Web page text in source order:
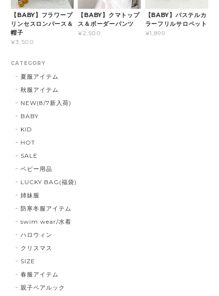
【BABY】フラワープ
リンセスロンパース＆
帽子
¥3,500
【BABY】クマトップ
ス＆ボーダーパンツ
¥2,500
【BABY】パステルカ
ラーフリルサロペット
¥1,899
CATEGORY
夏服アイテム
秋服アイテム
NEW(8/7新入荷)
BABY
KID
HOT
SALE
ベビー用品
LUCKY BAG(福袋)
姉妹服
防寒冬服アイテム
swim wear/水着
ハロウィン
クリスマス
SIZE
春服アイテム
親子ペアルック